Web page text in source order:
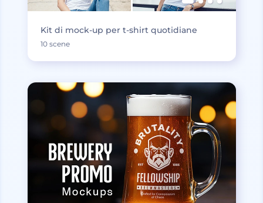
Kit di mock-up per t-shirt quotidiane
10 scene